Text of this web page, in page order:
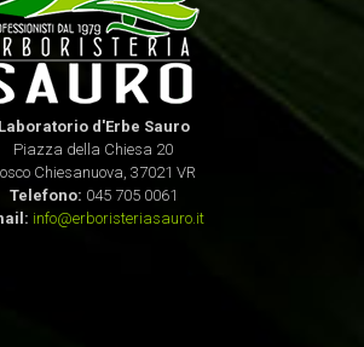
Laboratorio d'Erbe Sauro
Piazza della Chiesa 20
Chiesanuova, 37021 VR
Telefono: 045 705 0061
info@erboristeriasauro.it